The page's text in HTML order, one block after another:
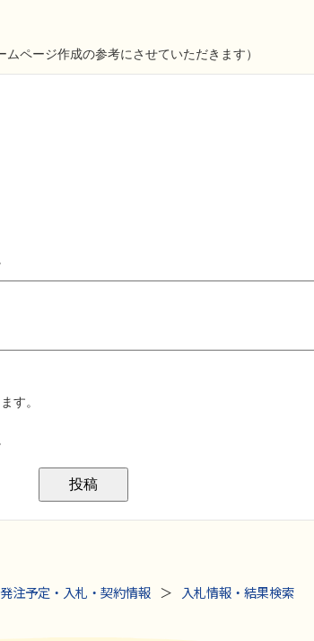
発注予定・入札・契約情報
入札情報・結果検索